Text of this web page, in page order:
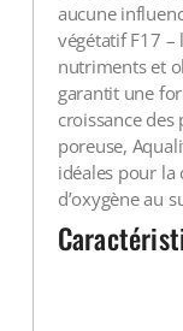
aucune
végétatif F17 –
nutriments et
garantit une
croissance des
poreuse,
idéales pour la
d’oxygène au